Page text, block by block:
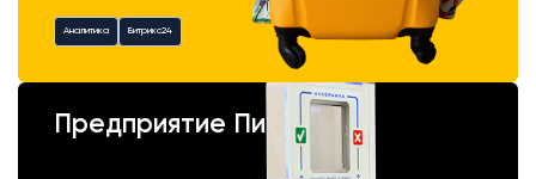
Аналитика Битрикс24
Предприятие Пик